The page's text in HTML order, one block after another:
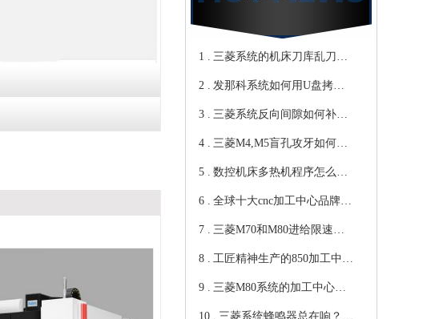
1 . 三菱系统的机床刀库乱刀，
CNC加工中心厂家教你轻松
归零-鸿天驰
2 . 发那科系统如何用U盘拷贝
加工程序？cnc立式加工中心
教你-鸿天驰
3 . 三菱系统反向间隙如何补
偿，数控cnc加工中心厂家来
教你-鸿天驰
4 . 三菱M4,M5盲孔攻牙如何设
转速和进给？高速cnc加工中
心教你-鸿天驰
5 . 数控机床多热机程序怎么
写？Cnc雕铣机厂家教你-鸿
天驰
6 . 全球十大cnc加工中心品牌，
你知道那些？-【鸿天驰】
7 . 三菱M70和M80进给限速该
修改哪个参数?鸿天驰高速
CNC机床厂家教你
8 . 工匠精神生产的850加工中
心,精度可达0.01mm 就选-
[鸿天驰]
9 . 三菱M80系统的加工中心无
程序报警怎么处理，CNC雕
10 . 三菱系统蜂鸣器总在响？鸿